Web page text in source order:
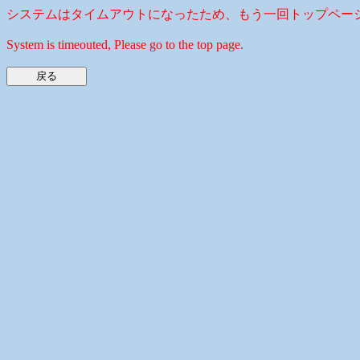
システムはタイムアウトになったため、もう一回トップペー
System is timeouted, Please go to the top page.